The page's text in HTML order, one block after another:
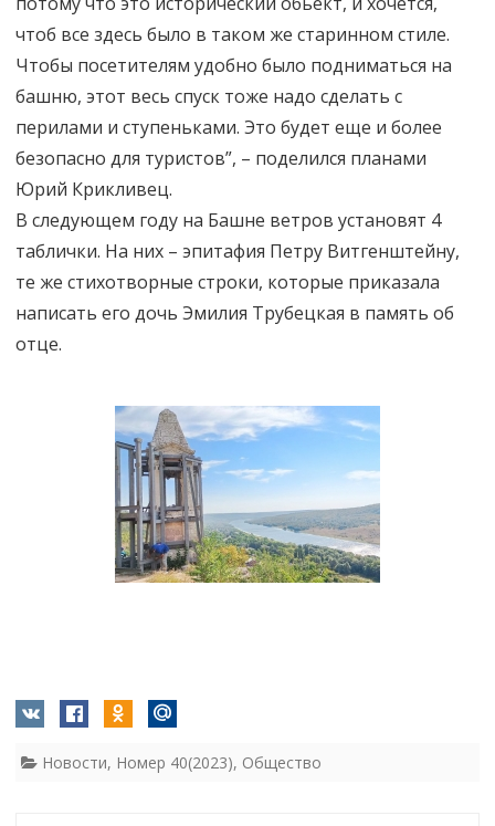
чтоб все здесь было в таком же старинном стиле.
Чтобы посетителям удобно было подниматься на
башню, этот весь спуск тоже надо сделать с
перилами и ступеньками. Это будет еще и более
безопасно для туристов”, – поделился планами
Юрий Крикливец.
В следующем году на Башне ветров установят 4
таблички. На них – эпитафия Петру Витгенштейну,
те же стихотворные строки, которые приказала
написать его дочь Эмилия Трубецкая в память об
отце.
Новости, Номер 40(2023), Общество